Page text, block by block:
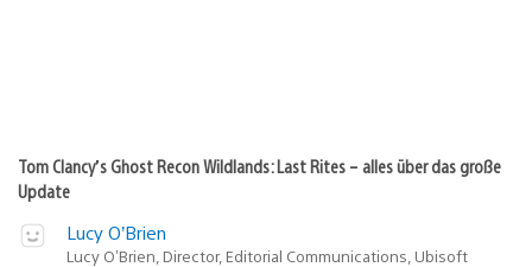
Tom Clancy’s Ghost Recon Wildlands: Last Rites – alles über das große
Update
Lucy O’Brien
Lucy O’Brien, Director, Editorial Communications, Ubisoft